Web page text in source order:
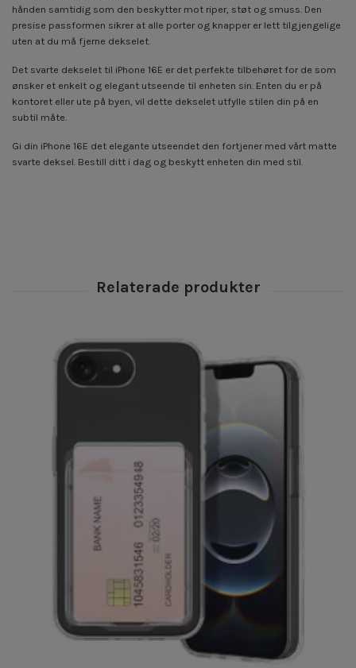
hånden samtidig som den beskytter mot riper, støt og smuss. Den
presise passformen sikrer at alle porter og knapper er lett tilgjengelige
uten at du må fjerne dekselet.
Det svarte dekselet til iPhone 16E er det perfekte tilbehøret for de som
ønsker et enkelt og elegant utseende til enheten sin. Enten du er på
kontoret eller ute på byen, vil dette dekselet utfylle stilen din på en
subtil måte.
Gi din iPhone 16E det elegante utseendet den fortjener med vårt matte
svarte deksel. Bestill ditt i dag og beskytt enheten din med stil.